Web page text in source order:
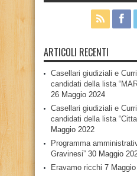
ARTICOLI RECENTI
Casellari giudiziali e
candidati della lista
26 Maggio 2024
Casellari giudiziali e
candidati della lista
Maggio 2022
Programma
Gravinesi” 30 Maggio
Eravamo ricchi 7